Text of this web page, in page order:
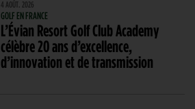
4 AOÛT. 2026
GOLF EN FRANCE
L’Évian Resort Golf Club Academy
célèbre 20 ans d’excellence,
d’innovation et de transmission